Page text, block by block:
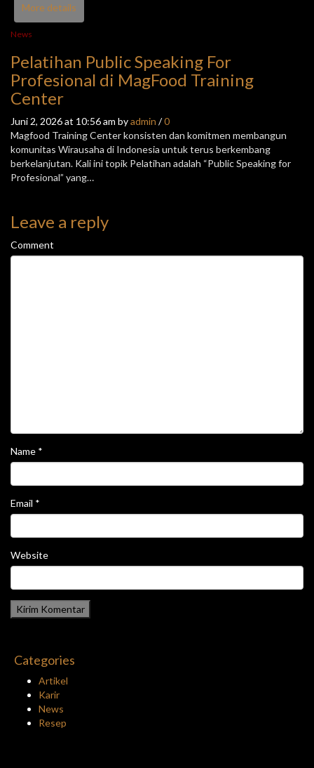
More details
News
Pelatihan Public Speaking For
Profesional di MagFood Training
Center
Juni 2, 2026 at 10:56 am byadmin /0
Magfood Training Center konsisten dan komitmen membangun
komunitas Wirausaha di Indonesia untuk terus berkembang
berkelanjutan. Kali ini topik Pelatihan adalah “Public Speaking for
Profesional” yang…
Leave a reply
Comment
Name *
Email *
Website
Categories
Artikel
Karir
News
Resep